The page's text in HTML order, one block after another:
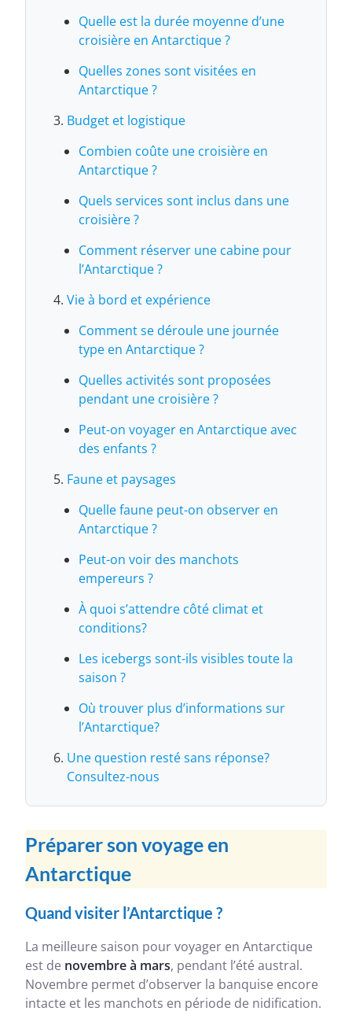
Quelle est la durée moyenne d’une
croisière en Antarctique ?
Quelles zones sont visitées en
Antarctique ?
Budget et logistique
Combien coûte une croisière en
Antarctique ?
Quels services sont inclus dans une
croisière ?
Comment réserver une cabine pour
l’Antarctique ?
Vie à bord et expérience
Comment se déroule une journée
type en Antarctique ?
Quelles activités sont proposées
pendant une croisière ?
Peut-on voyager en Antarctique avec
des enfants ?
Faune et paysages
Quelle faune peut-on observer en
Antarctique ?
Peut-on voir des manchots
empereurs ?
À quoi s’attendre côté climat et
conditions?
Les icebergs sont-ils visibles toute la
saison ?
Où trouver plus d’informations sur
l’Antarctique?
Une question resté sans réponse?
Consultez-nous
Préparer son voyage en
Antarctique
Quand visiter l’Antarctique ?
La meilleure saison pour voyager en Antarctique
est de novembre à mars, pendant l’été austral.
Novembre permet d’observer la banquise encore
intacte et les manchots en période de nidification.